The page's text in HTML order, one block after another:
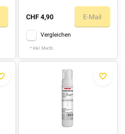
CHF 4,90 E-Mail
Vergleichen
* Inkl. MwSt.